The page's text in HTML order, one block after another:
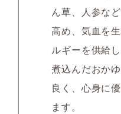
ん草、人参な
高め、気血を
ルギーを供給
煮込んだおか
良く、心身に
ます。